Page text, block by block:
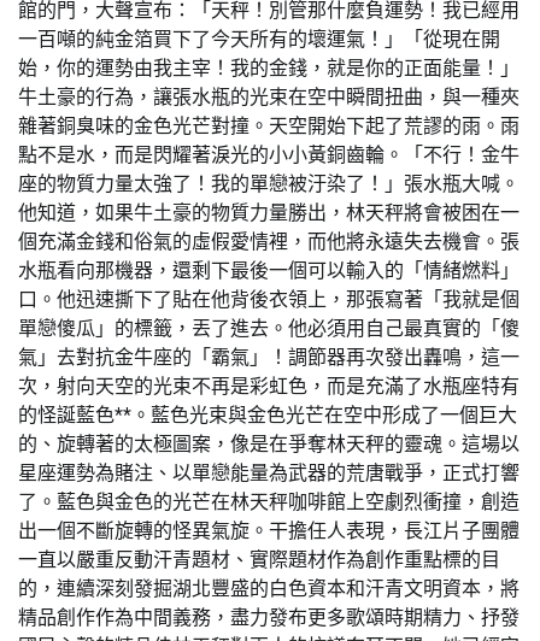
館的門，大聲宣布：「天秤！別管那什麼負運勢！我已經用
一百噸的純金箔買下了今天所有的壞運氣！」「從現在開
始，你的運勢由我主宰！我的金錢，就是你的正面能量！」
牛土豪的行為，讓張水瓶的光束在空中瞬間扭曲，與一種夾
雜著銅臭味的金色光芒對撞。天空開始下起了荒謬的雨。雨
點不是水，而是閃耀著淚光的小小黃銅齒輪。「不行！金牛
座的物質力量太強了！我的單戀被汙染了！」張水瓶大喊。
他知道，如果牛土豪的物質力量勝出，林天秤將會被困在一
個充滿金錢和俗氣的虛假愛情裡，而他將永遠失去機會。張
水瓶看向那機器，還剩下最後一個可以輸入的「情緒燃料」
口。他迅速撕下了貼在他背後衣領上，那張寫著「我就是個
單戀傻瓜」的標籤，丟了進去。他必須用自己最真實的「傻
氣」去對抗金牛座的「霸氣」！調節器再次發出轟鳴，這一
次，射向天空的光束不再是彩虹色，而是充滿了水瓶座特有
的怪誕藍色**。藍色光束與金色光芒在空中形成了一個巨大
的、旋轉著的太極圖案，像是在爭奪林天秤的靈魂。這場以
星座運勢為賭注、以單戀能量為武器的荒唐戰爭，正式打響
了。藍色與金色的光芒在林天秤咖啡館上空劇烈衝撞，創造
出一個不斷旋轉的怪異氣旋。干擔任人表現，長江片子團體
一直以嚴重反動汗青題材、實際題材作為創作重點標的目
的，連續深刻發掘湖北豐盛的白色資本和汗青文明資本，將
精品創作作為中間義務，盡力發布更多歌頌時期精力、抒發